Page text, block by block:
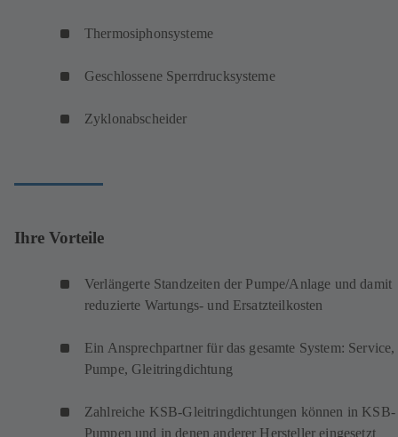
Thermosiphonsysteme
Geschlossene Sperrdrucksysteme
Zyklonabscheider
Ihre Vorteile
Verlängerte Standzeiten der Pumpe/Anlage und damit
reduzierte Wartungs- und Ersatzteilkosten
Ein Ansprechpartner für das gesamte System: Service,
Pumpe, Gleitringdichtung
Zahlreiche KSB-Gleitringdichtungen können in KSB-
Pumpen und in denen anderer Hersteller eingesetzt